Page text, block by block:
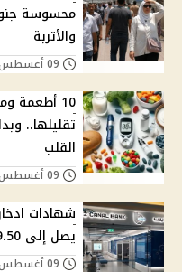
محسوسة
والأتربة
10
تقليلها..
القلب
يصل إلى 19.50% والشراء يبدأ من 1000 جنيه